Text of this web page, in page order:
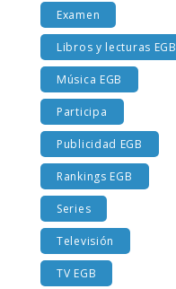
Examen
Libros y lecturas EGB
Música EGB
Participa
Publicidad EGB
Rankings EGB
Series
Televisión
TV EGB